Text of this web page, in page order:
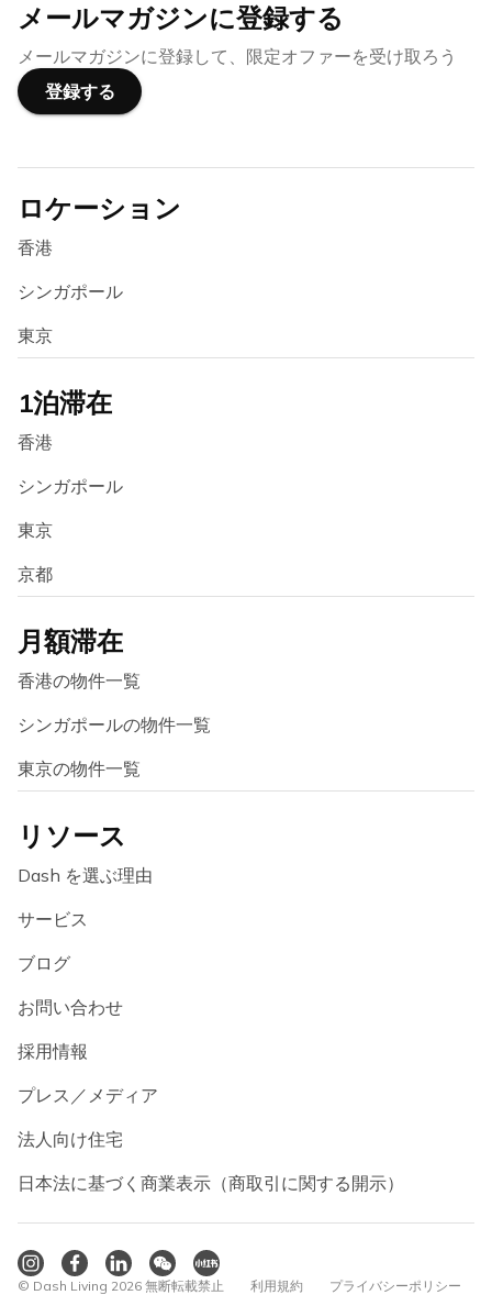
メールマガジンに登録する
メールマガジンに登録して、限定オファーを受け取ろう
登録する
ロケーション
香港
シンガポール
東京
1泊滞在
香港
シンガポール
東京
京都
月額滞在
香港の物件一覧
シンガポールの物件一覧
東京の物件一覧
リソース
Dash を選ぶ理由
サービス
ブログ
お問い合わせ
採用情報
プレス／メディア
法人向け住宅
日本法に基づく商業表示（商取引に関する開示）
© Dash Living 2026 無断転載禁止 利用規約 プライバシーポリシー